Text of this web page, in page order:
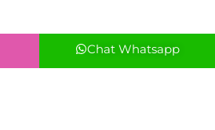
Chat Whatsapp